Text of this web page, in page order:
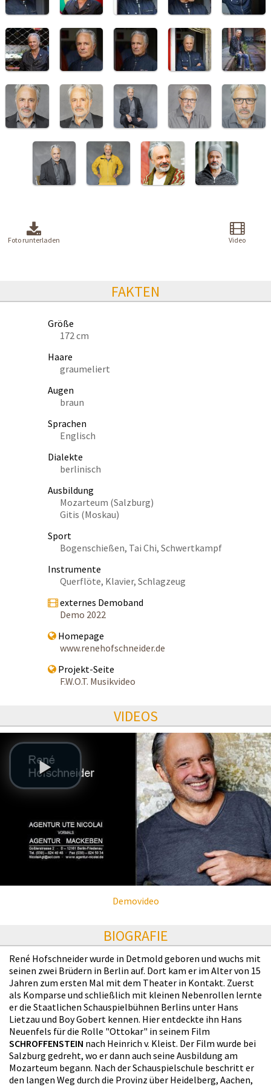
Foto runterladen Video
FAKTEN
Größe
172 cm
Haare
graumeliert
Augen
braun
Sprachen
Englisch
Dialekte
berlinisch
Ausbildung
Mozarteum (Salzburg)
Gitis (Moskau)
Sport
Bogenschießen, Tai Chi, Schwertkampf
Instrumente
Querflöte, Klavier, Schlagzeug
externes Demoband
Demo 2022
Homepage
www.renehofschneider.de
Projekt-Seite
F.W.O.T. Musikvideo
VIDEOS
Demovideo
BIOGRAFIE
René Hofschneider wurde in Detmold geboren und wuchs mit
seinen zwei Brüdern in Berlin auf. Dort kam er im Alter von 15
Jahren zum ersten Mal mit dem Theater in Kontakt. Zuerst
als Komparse und schließlich mit kleinen Nebenrollen lernte
er die Staatlichen Schauspielbühnen Berlins unter Hans
Lietzau und Boy Gobert kennen. Hier entdeckte ihn Hans
Neuenfels für die Rolle "Ottokar" in seinem Film
SCHROFFENSTEIN nach Heinrich v. Kleist. Der Film wurde bei
Salzburg gedreht, wo er dann auch seine Ausbildung am
Mozarteum begann. Nach der Schauspielschule beschritt er
den langen Weg durch die Provinz über Heidelberg, Aachen,